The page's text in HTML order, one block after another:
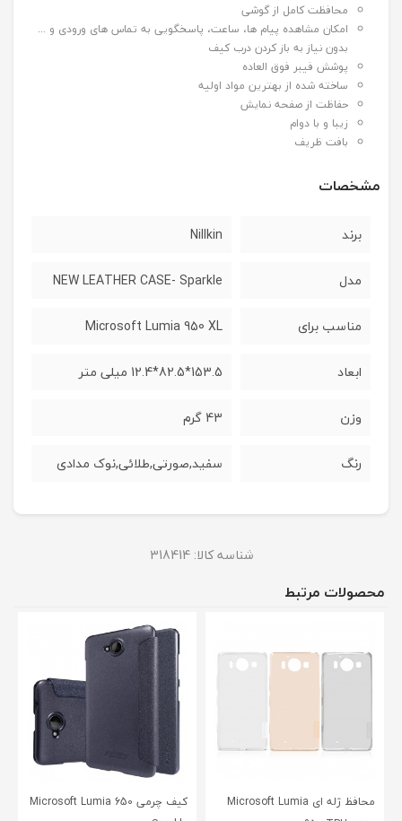
محافظت کامل از گوشی
امکان مشاهده پیام ها، ساعت، پاسخگویی به تماس های ورودی و ...
بدون نیاز به باز کردن درب کیف
پوشش فیبر فوق العاده
ساخته شده از بهترین مواد اولیه
حفاظت از صفحه نمایش
زیبا و با دوام
بافت ظریف
مشخصات
برند Nillkin
مدل NEW LEATHER CASE- Sparkle
مناسب برای Microsoft Lumia 950 XL
ابعاد 153.5*82.5*12.4 میلی متر
وزن 43 گرم
رنگ سفید,صورتی,طلائی,نوک مدادی
شناسه کالا:318414
محصولات مرتبط
محافظ ژله ای Microsoft Lumia
کیف چرمی Microsoft Lumia 650